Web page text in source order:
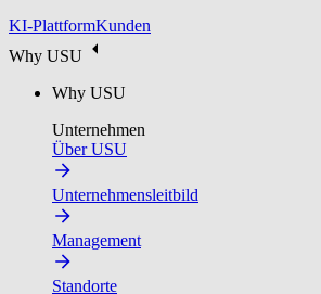
KI-PlattformKunden
Why USU
Why USU
Unternehmen
Über USU
Unternehmensleitbild
Management
Standorte